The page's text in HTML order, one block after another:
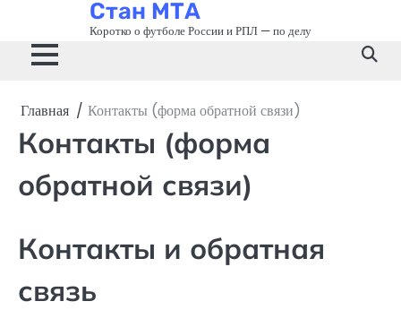
содержимому
Стан МТА
Коротко о футболе России и РПЛ — по делу
Главная Контакты (форма обратной связи)
Контакты (форма
обратной связи)
Контакты и обратная
связь